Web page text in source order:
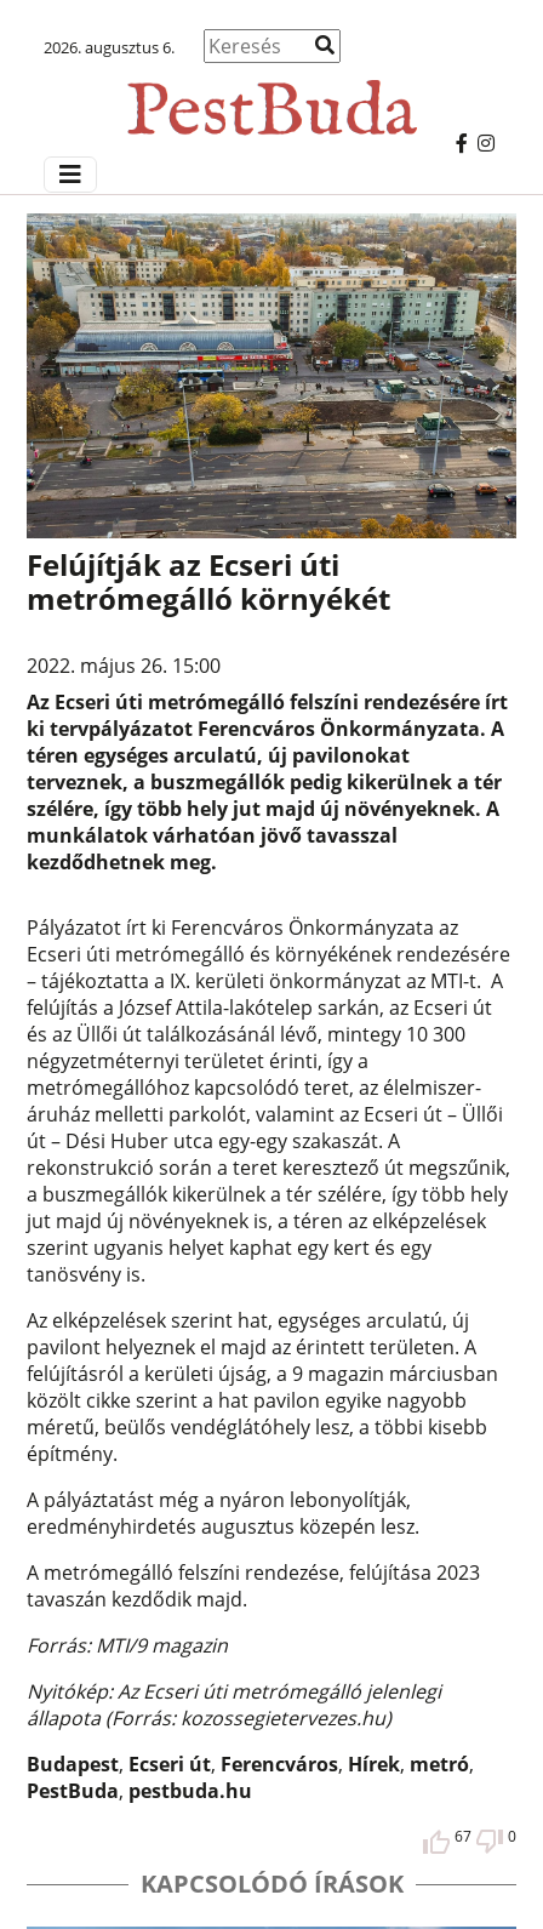
2026. augusztus 6.
Felújítják az Ecseri úti
metrómegálló környékét
2022. május 26. 15:00
Az Ecseri úti metrómegálló felszíni rendezésére írt
ki tervpályázatot Ferencváros Önkormányzata. A
téren egységes arculatú, új pavilonokat
terveznek, a buszmegállók pedig kikerülnek a tér
szélére, így több hely jut majd új növényeknek. A
munkálatok várhatóan jövő tavasszal
kezdődhetnek meg.
Pályázatot írt ki Ferencváros Önkormányzata az
Ecseri úti metrómegálló és környékének rendezésére
– tájékoztatta a IX. kerületi önkormányzat az MTI-t. A
felújítás a József Attila-lakótelep sarkán, az Ecseri út
és az Üllői út találkozásánál lévő, mintegy 10 300
négyzetméternyi területet érinti, így a
metrómegállóhoz kapcsolódó teret, az élelmiszer-
áruház melletti parkolót, valamint az Ecseri út – Üllői
út – Dési Huber utca egy-egy szakaszát. A
rekonstrukció során a teret keresztező út megszűnik,
a buszmegállók kikerülnek a tér szélére, így több hely
jut majd új növényeknek is, a téren az elképzelések
szerint ugyanis helyet kaphat egy kert és egy
tanösvény is.
Az elképzelések szerint hat, egységes arculatú, új
pavilont helyeznek el majd az érintett területen. A
felújításról a kerületi újság, a 9 magazin márciusban
közölt cikke szerint a hat pavilon egyike nagyobb
méretű, beülős vendéglátóhely lesz, a többi kisebb
építmény.
A pályáztatást még a nyáron lebonyolítják,
eredményhirdetés augusztus közepén lesz.
A metrómegálló felszíni rendezése, felújítása 2023
tavaszán kezdődik majd.
Forrás: MTI/9 magazin
Nyitókép: Az Ecseri úti metrómegálló jelenlegi
állapota (Forrás: kozossegietervezes.hu)
Budapest, Ecseri út, Ferencváros, Hírek, metró,
PestBuda, pestbuda.hu
67 0
KAPCSOLÓDÓ ÍRÁSOK